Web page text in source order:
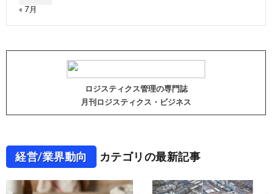
« 7月
ロジスティクス管理の専門誌
月刊ロジスティクス・ビジネス
経営/業界動向 カテゴリの最新記事